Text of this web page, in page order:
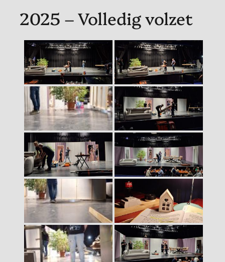
2025 – Volledig volzet